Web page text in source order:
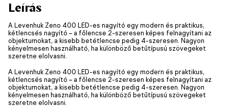
Leírás
A Levenhuk Zeno 400 LED-es nagyító egy modern és praktikus,
kétlencsés nagyító – a főlencse 2-szeresen képes felnagyítani az
objektumokat, a kisebb betétlencse pedig 4-szeresen. Nagyon
kényelmesen használható, ha különböző betűtípusú szövegeket
szeretne elolvasni.
A Levenhuk Zeno 400 LED-es nagyító egy modern és praktikus,
kétlencsés nagyító – a főlencse 2-szeresen képes felnagyítani az
objektumokat, a kisebb betétlencse pedig 4-szeresen. Nagyon
kényelmesen használható, ha különböző betűtípusú szövegeket
szeretne elolvasni.